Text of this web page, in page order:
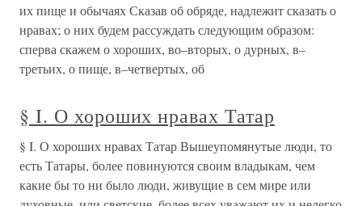
их пище и обычаях Сказав об обряде, надлежит сказать о
нравах; о них будем рассуждать следующим образом:
сперва скажем о хороших, во–вторых, о дурных, в–
третьих, о пище, в–четвертых, об
§ I. О хороших нравах Татар
§ I. О хороших нравах Татар Вышеупомянутые люди, то
есть Татары, более повинуются своим владыкам, чем
какие бы то ни было люди, живущие в сем мире или